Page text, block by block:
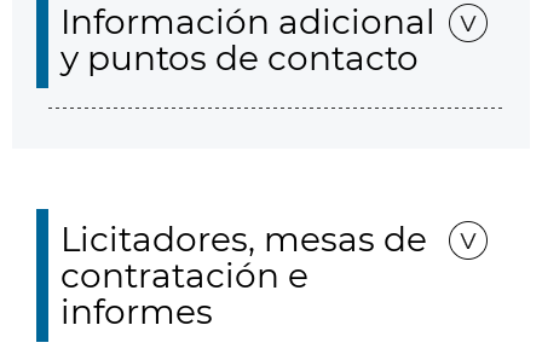
Información adicional
y puntos de contacto
Licitadores, mesas de
contratación e
informes